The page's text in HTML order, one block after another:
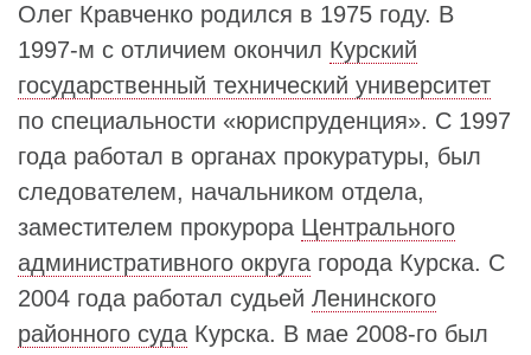
Олег Кравченко родился в 1975 году. В
1997-м с отличием окончил Курский
государственный технический университет
по специальности «юриспруденция». С 1997
года работал в органах прокуратуры, был
следователем, начальником отдела,
заместителем прокурора Центрального
административного округа города Курска. С
2004 года работал судьей Ленинского
районного суда Курска. В мае 2008-го был